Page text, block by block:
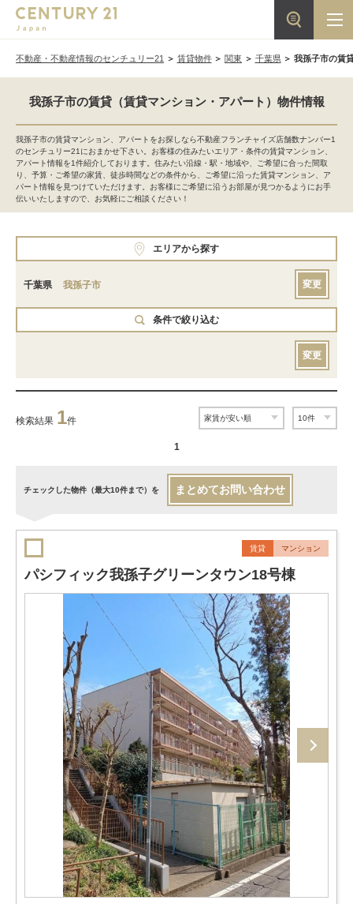
不動産・不動産情報のセンチュリー21 賃貸物件 関東 千葉県 我孫子市の賃
我孫子市の賃貸（賃貸マンション・アパート）物件情報
我孫子市の賃貸マンション、アパートをお探しなら不動産フランチャイズ店舗数ナンバー1
のセンチュリー21におまかせ下さい。お客様の住みたいエリア・条件の賃貸マンション、
アパート情報を1件紹介しております。住みたい沿線・駅・地域や、ご希望に合った間取
り、予算・ご希望の家賃、徒歩時間などの条件から、ご希望に沿った賃貸マンション、ア
パート情報を見つけていただけます。お客様にご希望に沿うお部屋が見つかるようにお手
伝いいたしますので、お気軽にご相談ください！
エリアから探す
千葉県 我孫子市 変更
条件で絞り込む
変更
検索結果 1件
1
チェックした物件（最大10件まで）を まとめてお問い合わせ
賃貸 マンション
パシフィック我孫子グリーンタウン18号棟